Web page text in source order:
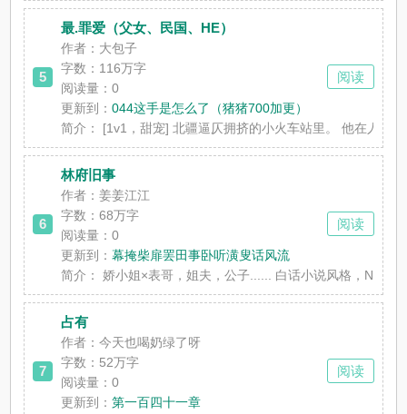
5
最.罪爱（父女、民国、HE）
作者：大包子
字数：116万字
阅读量：0
更新到：044这手是怎么了（猪猪700加更）
简介：
[1v1，甜宠] 北疆逼仄拥挤的小火车站里。 他在人来
阅读
6
林府旧事
作者：姜姜江江
字数：68万字
阅读量：0
更新到：幕掩柴扉罢田事卧听潢叟话风流
简介：
娇小姐×表哥，姐夫，公子...... 白话小说风格，NP高
阅读
7
占有
作者：今天也喝奶绿了呀
字数：52万字
阅读量：0
更新到：第一百四十一章
阅读